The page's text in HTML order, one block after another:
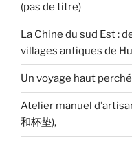
(pas de titre)
La Chine du sud Est :
villages antiques de
Un voyage haut
Atelier manuel
和杯垫),